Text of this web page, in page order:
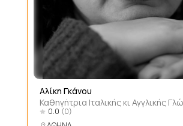
Αλίκη Γκάνου
Καθηγήτρια Ιταλικής κι Αγγλικής
0.0 (0)